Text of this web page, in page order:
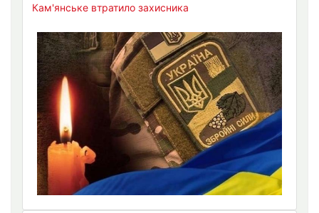
Кам'янське втратило захисника